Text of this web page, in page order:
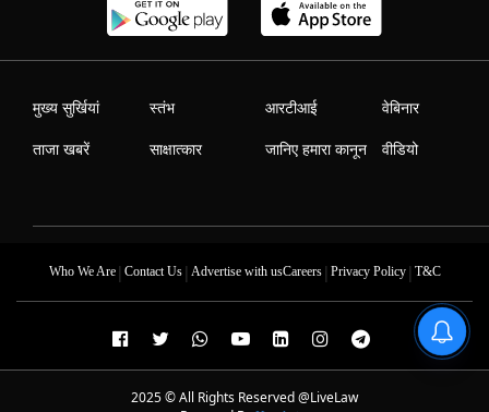
मुख्य सुर्खियां
ताजा खबरें
स्तंभ
साक्षात्कार
आरटीआई
जानिए हमारा कानून
वेबिनार
वीडियो
Who We Are| Contact Us| Advertise with usCareers| Privacy Policy| T&C
2025 © All Rights Reserved @LiveLaw